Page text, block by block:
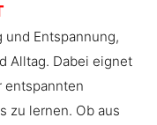
Entspannung,
Alltag. Dabei eignet
entspannten
zu lernen. Ob aus